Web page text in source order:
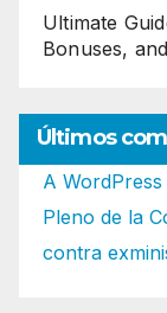
Ultimate
Bonuses,
Últimos
A
Pleno de la
contra